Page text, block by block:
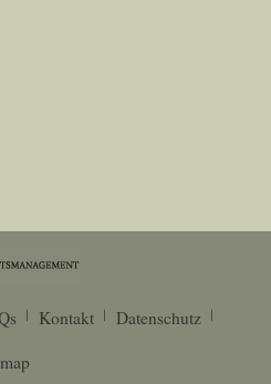
Kontakt
Datenschutz